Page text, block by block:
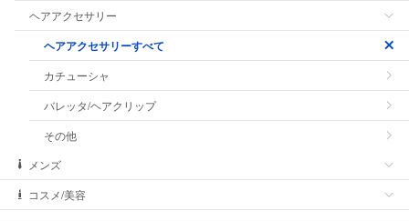
ヘアアクセサリー
ヘアアクセサリーすべて
カチューシャ
バレッタ/ヘアクリップ
その他
メンズ
コスメ/美容